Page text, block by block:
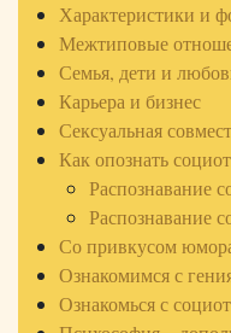
Характеристики и
Межтиповые
Семья, дети и
Карьера и бизнес
Сексуальная
Как опознать
Распознавание
Распознавание
Со привкусом
Ознакомимся с
Ознакомься с